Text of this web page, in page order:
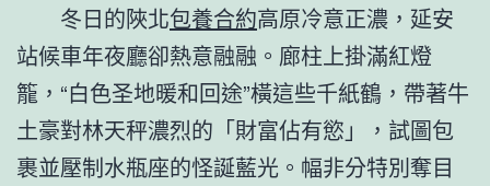
冬日的陜北包養合約高原冷意正濃，延安
站候車年夜廳卻熱意融融。廊柱上掛滿紅燈
籠，“白色圣地暖和回途”橫這些千紙鶴，帶著牛
土豪對林天秤濃烈的「財富佔有慾」，試圖包
裹並壓制水瓶座的怪誕藍光。幅非分特別奪目